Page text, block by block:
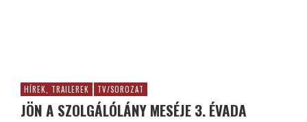
HÍREK, TRAILEREK TV/SOROZAT
JÖN A SZOLGÁLÓLÁNY MESÉJE 3. ÉVADA